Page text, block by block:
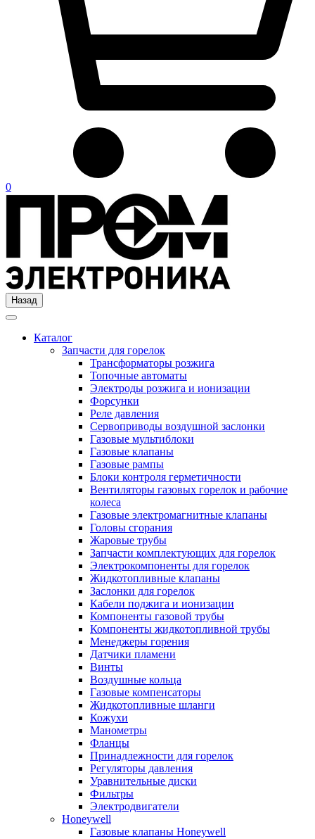
0
Назад
Каталог
Запчасти для горелок
Трансформаторы розжига
Топочные автоматы
Электроды розжига и ионизации
Форсунки
Реле давления
Сервоприводы воздушной заслонки
Газовые мультиблоки
Газовые клапаны
Газовые рампы
Блоки контроля герметичности
Вентиляторы газовых горелок и рабочие
колеса
Газовые электромагнитные клапаны
Головы сгорания
Жаровые трубы
Запчасти комплектующих для горелок
Электрокомпоненты для горелок
Жидкотопливные клапаны
Заслонки для горелок
Кабели поджига и ионизации
Компоненты газовой трубы
Компоненты жидкотопливной трубы
Менеджеры горения
Датчики пламени
Винты
Воздушные кольца
Газовые компенсаторы
Жидкотопливные шланги
Кожухи
Манометры
Фланцы
Принадлежности для горелок
Регуляторы давления
Уравнительные диски
Фильтры
Электродвигатели
Honeywell
Газовые клапаны Honeywell